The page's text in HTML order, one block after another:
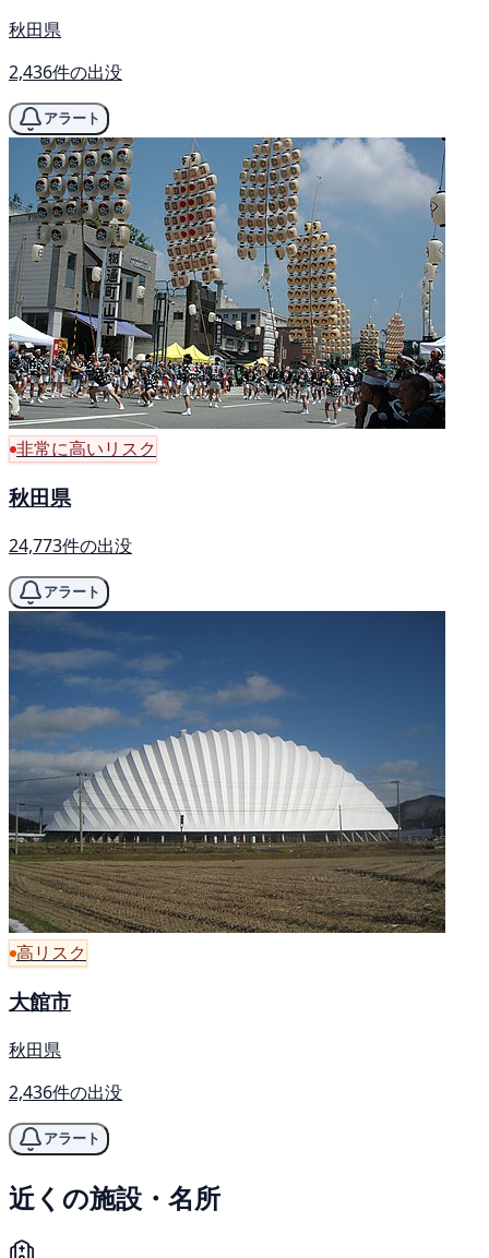
秋田県
2,436件の出没
アラート
非常に高いリスク
秋田県
24,773件の出没
アラート
高リスク
大館市
秋田県
2,436件の出没
アラート
近くの施設・名所